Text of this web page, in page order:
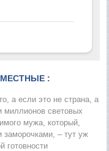
:
а если это не страна, а
миллионов световых
мужа, который,
заморочками, – тут уж
готовности